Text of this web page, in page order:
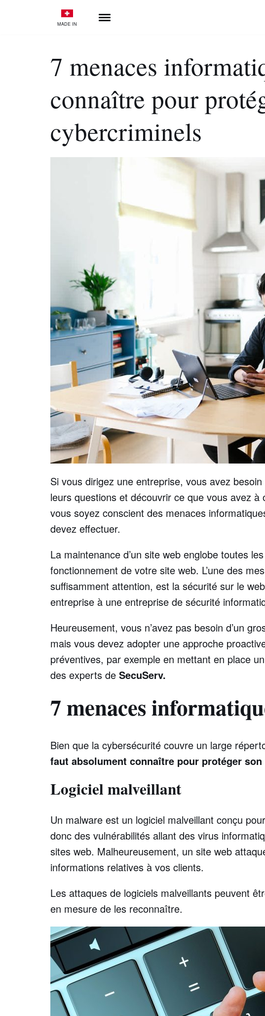
MADE IN
7 menaces
connaître pour
cybercriminels
Si vous dirigez une entreprise, vous avez
leurs questions et découvrir ce que vous avez
vous soyez conscient des menaces
devez effectuer.
La maintenance d’un site web englobe toutes
fonctionnement de votre site web. L’une des
suffisamment attention, est la sécurité sur le
entreprise à une entreprise de sécurité
Heureusement, vous n’avez pas besoin d’un
mais vous devez adopter une approche
préventives, par exemple en mettant en place
des experts de SecuServ.
7 menaces
Bien que la cybersécurité couvre un large
faut absolument connaître pour protéger
Logiciel malveillant
Un malware est un logiciel malveillant conçu
donc des vulnérabilités allant des virus
sites web. Malheureusement, un site web
informations relatives à vos clients.
Les attaques de logiciels malveillants peuvent
en mesure de les reconnaître.